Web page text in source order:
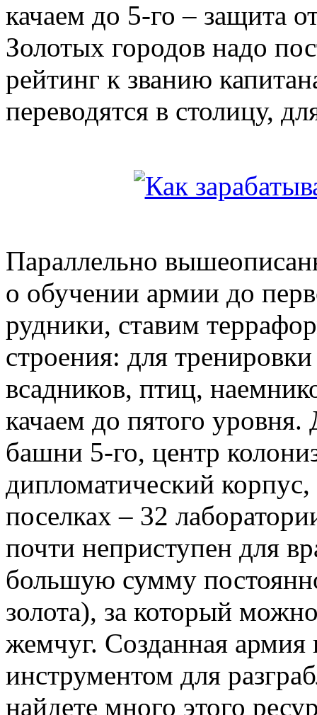
качаем до 5-го – защита
Золотых городов надо
рейтинг к званию
переводятся в столицу,
Параллельно
о обучении армии до
рудники, ставим
строения: для
всадников, птиц,
качаем до пятого
башни 5-го, центр
дипломатический
поселках – 32
почти неприступен для
большую сумму
золота), за который
жемчуг. Созданная
инструментом для
найдете много этого